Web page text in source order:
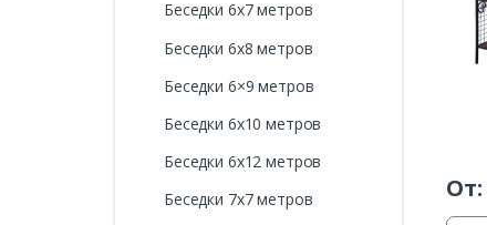
От:
Беседки 6х7 метров
Беседки 6х8 метров
Беседки 6×9 метров
Беседки 6х10 метров
Беседки 6х12 метров
Беседки 7х7 метров